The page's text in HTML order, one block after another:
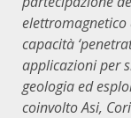
elettromagnetico
capacità
applicazioni per
geologia ed
coinvolto Asi,